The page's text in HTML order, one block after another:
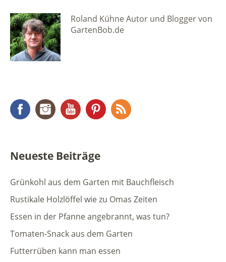
Roland Kühne Autor und Blogger von
GartenBob.de
FacebookInstagramYouTubePinterest
Neueste Beiträge
Grünkohl aus dem Garten mit Bauchfleisch
Rustikale Holzlöffel wie zu Omas Zeiten
Essen in der Pfanne angebrannt, was tun?
Tomaten-Snack aus dem Garten
Futterrüben kann man essen